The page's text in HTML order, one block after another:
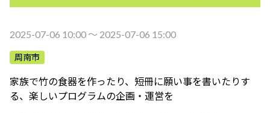
ふれあう・学ぶ
2025-07-06 10:00 〜 2025-07-06 15:00
周南市
家族で竹の食器を作ったり、短冊に願い事を書いたりす
る、楽しいプログラムの企画・運営を